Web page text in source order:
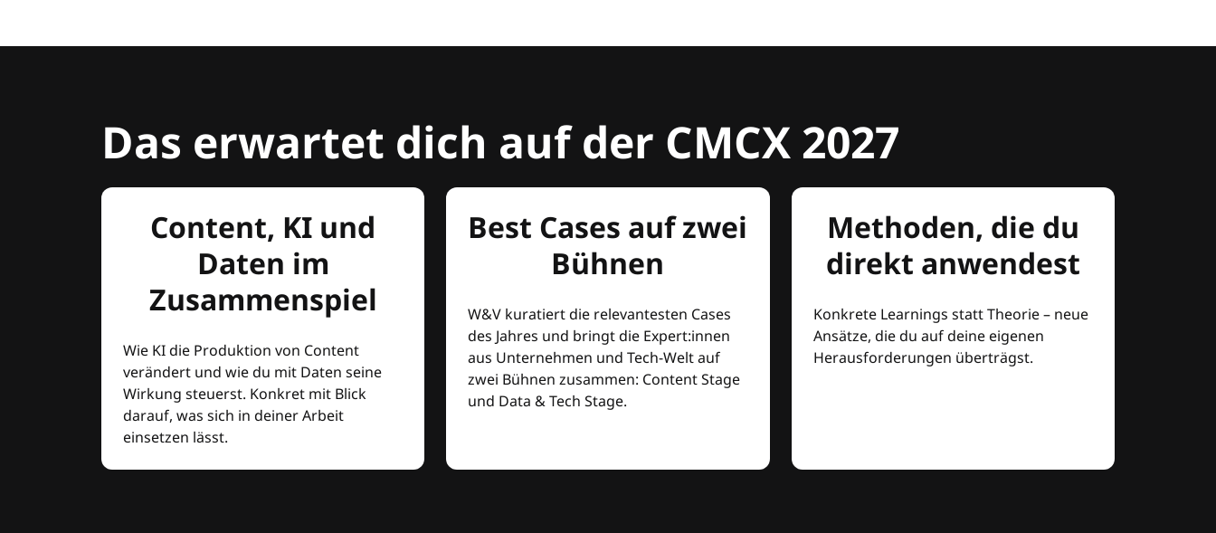
Das erwartet dich auf der CMCX 2027
Content, KI und
Daten im
Zusammenspiel
Wie KI die Produktion von Content
verändert und wie du mit Daten seine
Wirkung steuerst. Konkret mit Blick
darauf, was sich in deiner Arbeit
einsetzen lässt.
Best Cases auf zwei
Bühnen
W&V kuratiert die relevantesten Cases
des Jahres und bringt die Expert:innen
aus Unternehmen und Tech-Welt auf
zwei Bühnen zusammen: Content Stage
und Data & Tech Stage.
Methoden, die du
direkt anwendest
Konkrete Learnings statt Theorie – neue
Ansätze, die du auf deine eigenen
Herausforderungen überträgst.